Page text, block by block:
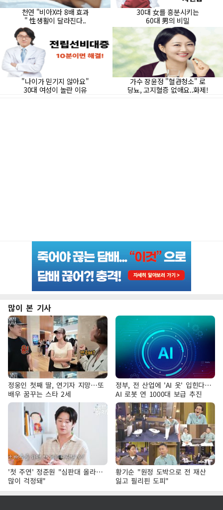
많이 본 기사
정웅인 첫째 딸, 연기자 지망…또
배우 꿈꾸는 스타 2세
정부, 전 산업에 'AI 옷' 입힌다…
AI 로봇 연 1000대 보급 추진
'첫 주연' 정준원 "심판대 올라…
많이 걱정돼"
황기순 "원정 도박으로 전 재산
잃고 필리핀 도피"